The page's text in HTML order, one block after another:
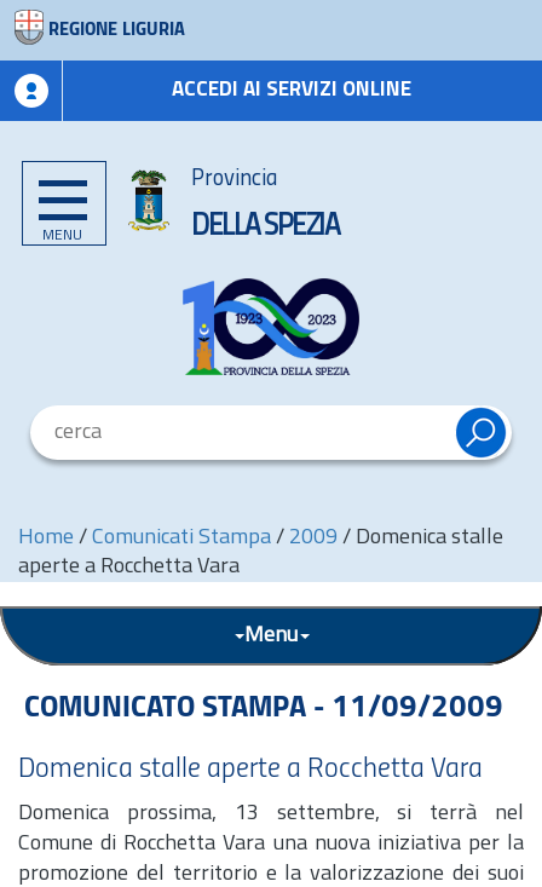
REGIONE LIGURIA
ACCEDI AI SERVIZI ONLINE
MENU
Provincia
DELLA SPEZIA
Home / Comunicati Stampa / 2009 / Domenica stalle
aperte a Rocchetta Vara
Menu
COMUNICATO STAMPA - 11/09/2009
Domenica stalle aperte a Rocchetta Vara
Domenica prossima, 13 settembre, si terrà nel
Comune di Rocchetta Vara una nuova iniziativa per la
promozione del territorio e la valorizzazione dei suoi